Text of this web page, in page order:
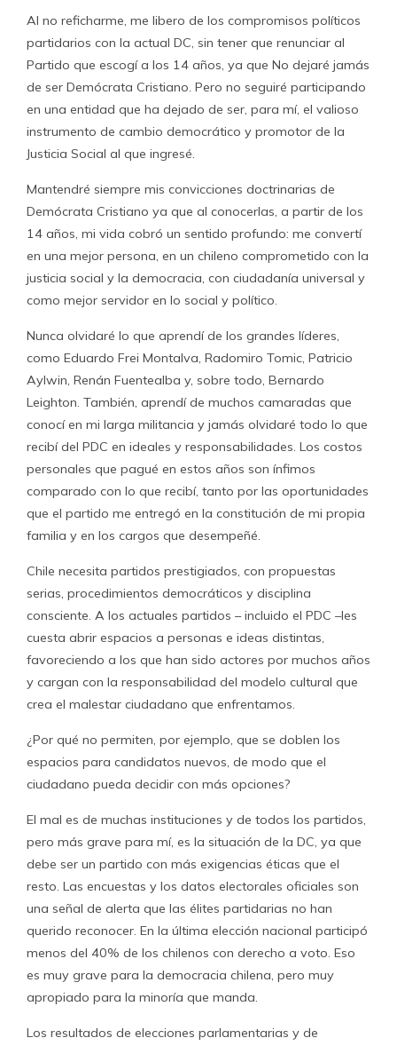
Al no reficharme, me libero de los compromisos políticos
partidarios con la actual DC, sin tener que renunciar al
Partido que escogí a los 14 años, ya que No dejaré jamás
de ser Demócrata Cristiano. Pero no seguiré participando
en una entidad que ha dejado de ser, para mí, el valioso
instrumento de cambio democrático y promotor de la
Justicia Social al que ingresé.
Mantendré siempre mis convicciones doctrinarias de
Demócrata Cristiano ya que al conocerlas, a partir de los
14 años, mi vida cobró un sentido profundo: me convertí
en una mejor persona, en un chileno comprometido con la
justicia social y la democracia, con ciudadanía universal y
como mejor servidor en lo social y político.
Nunca olvidaré lo que aprendí de los grandes líderes,
como Eduardo Frei Montalva, Radomiro Tomic, Patricio
Aylwin, Renán Fuentealba y, sobre todo, Bernardo
Leighton. También, aprendí de muchos camaradas que
conocí en mi larga militancia y jamás olvidaré todo lo que
recibí del PDC en ideales y responsabilidades. Los costos
personales que pagué en estos años son ínfimos
comparado con lo que recibí, tanto por las oportunidades
que el partido me entregó en la constitución de mi propia
familia y en los cargos que desempeñé.
Chile necesita partidos prestigiados, con propuestas
serias, procedimientos democráticos y disciplina
consciente. A los actuales partidos – incluido el PDC –les
cuesta abrir espacios a personas e ideas distintas,
favoreciendo a los que han sido actores por muchos años
y cargan con la responsabilidad del modelo cultural que
crea el malestar ciudadano que enfrentamos.
¿Por qué no permiten, por ejemplo, que se doblen los
espacios para candidatos nuevos, de modo que el
ciudadano pueda decidir con más opciones?
El mal es de muchas instituciones y de todos los partidos,
pero más grave para mí, es la situación de la DC, ya que
debe ser un partido con más exigencias éticas que el
resto. Las encuestas y los datos electorales oficiales son
una señal de alerta que las élites partidarias no han
querido reconocer. En la última elección nacional participó
menos del 40% de los chilenos con derecho a voto. Eso
es muy grave para la democracia chilena, pero muy
apropiado para la minoría que manda.
Los resultados de elecciones parlamentarias y de